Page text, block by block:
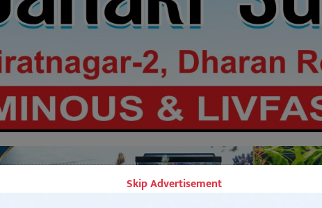
Skip Advertisement